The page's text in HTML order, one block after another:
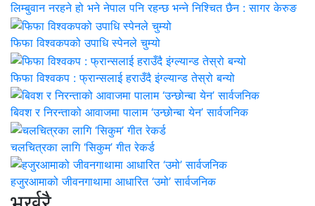
लिम्बुवान नरहने हो भने नेपाल पनि रहन्छ भन्ने निश्चित छैन : सागर केरुङ
फिफा विश्वकपको उपाधि स्पेनले चुम्यो
फिफा विश्वकप : फ्रान्सलाई हराउँदै इंग्ल्यान्ड तेस्रो बन्यो
बिवश र निरन्ताको आवाजमा पालाम ‘उन्छोन्बा येन’ सार्वजनिक
चलचित्रका लागि ‘सिकुम’ गीत रेकर्ड
हजुरआमाको जीवनगाथामा आधारित ‘उमो’ सार्वजनिक